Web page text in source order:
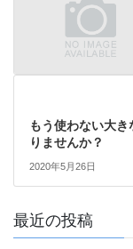
もう使わない大
りませんか？
2020年5月26日
最近の投稿